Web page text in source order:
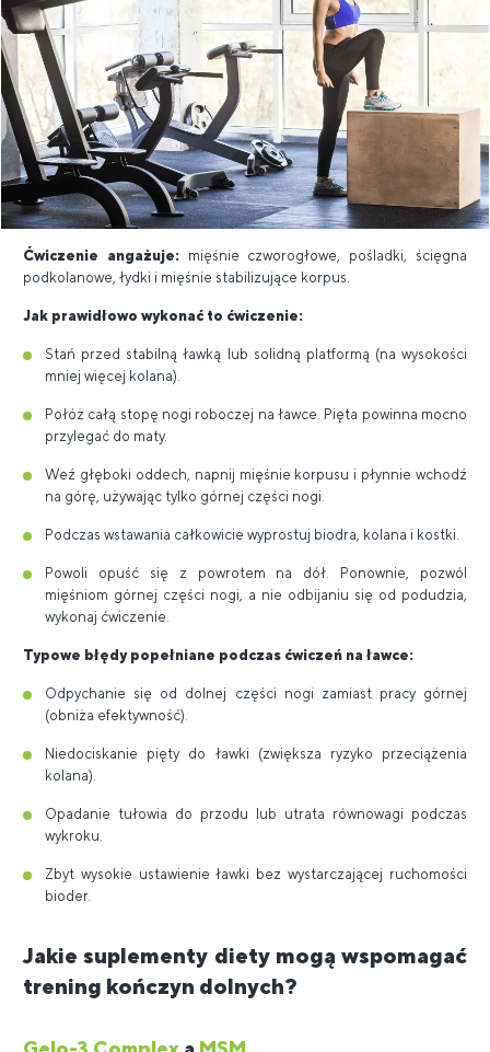
Ćwiczenie angażuje:mięśnie czworogłowe, pośladki, ścięgna
podkolanowe, łydki i mięśnie stabilizujące korpus.
Jak prawidłowo wykonać to ćwiczenie:
Stań przed stabilną ławką lub solidną platformą (na wysokości
mniej więcej kolana).
Połóż całą stopę nogi roboczej na ławce. Pięta powinna mocno
przylegać do maty.
Weź głęboki oddech, napnij mięśnie korpusu i płynnie wchodź
na górę, używając tylko górnej części nogi.
Podczas wstawania całkowicie wyprostuj biodra, kolana i kostki.
Powoli opuść się z powrotem na dół. Ponownie, pozwól
mięśniom górnej części nogi, a nie odbijaniu się od podudzia,
wykonaj ćwiczenie.
Typowe błędy popełniane podczas ćwiczeń na ławce:
Odpychanie się od dolnej części nogi zamiast pracy górnej
(obniża efektywność).
Niedociskanie pięty do ławki (zwiększa ryzyko przeciążenia
kolana).
Opadanie tułowia do przodu lub utrata równowagi podczas
wykroku.
Zbyt wysokie ustawienie ławki bez wystarczającej ruchomości
bioder.
Jakie suplementy diety mogą wspomagać
trening kończyn dolnych?